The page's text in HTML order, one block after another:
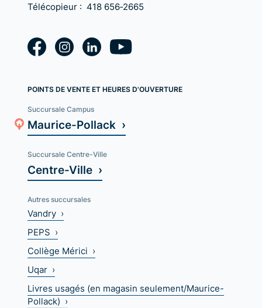
Télécopieur : 418 656‑2665
POINTS DE VENTE ET HEURES D'OUVERTURE
Succursale Campus
Maurice-Pollack ›
Succursale Centre-Ville
Centre-Ville ›
Autres succursales
Vandry ›
PEPS ›
Collège Mérici ›
Uqar ›
Livres usagés (en magasin seulement/Maurice-
Pollack) ›